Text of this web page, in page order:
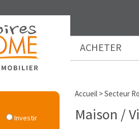
ACHETER
Investir
Accueil >Secteur
Maison /